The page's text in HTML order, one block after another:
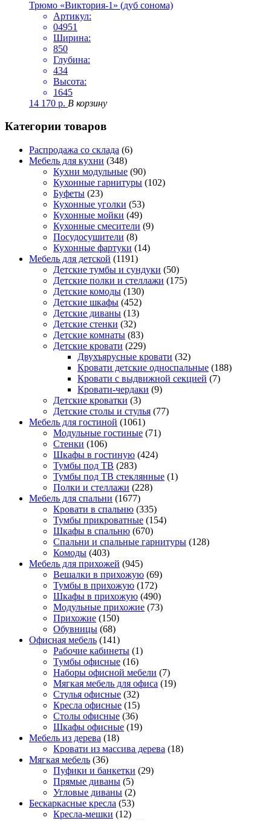
Трюмо «Виктория-1» (дуб сонома)
Артикул:
04951
Ширина:
850
Глубина:
434
Высота:
1645
14 170 р. В корзину
Категории товаров
Распродажа со склада (6)
Мебель для кухни (348)
Кухни модульные (90)
Кухонные гарнитуры (102)
Буфеты (23)
Кухонные уголки (53)
Кухонные мойки (49)
Кухонные смесители (9)
Посудосушители (8)
Кухонные фартуки (14)
Мебель для детской (1191)
Детские тумбы и сундуки (50)
Детские полки и стеллажи (175)
Детские комоды (130)
Детские шкафы (452)
Детские диваны (13)
Детские стенки (32)
Детские комнаты (83)
Детские кровати (229)
Двухъярусные кровати (32)
Кровати детские односпальные (188)
Кровати с выдвижной секцией (7)
Кровати-чердаки (9)
Детские кроватки (3)
Детские столы и стулья (77)
Мебель для гостиной (1061)
Модульные гостиные (71)
Стенки (106)
Шкафы в гостиную (424)
Тумбы под ТВ (283)
Тумбы под ТВ стеклянные (1)
Полки и стеллажи (228)
Мебель для спальни (1677)
Кровати в спальню (335)
Тумбы прикроватные (154)
Шкафы в спальню (670)
Спальни и спальные гарнитуры (128)
Комоды (403)
Мебель для прихожей (945)
Вешалки в прихожую (69)
Тумбы в прихожую (172)
Шкафы в прихожую (490)
Модульные прихожие (73)
Прихожие (150)
Обувницы (68)
Офисная мебель (141)
Рабочие кабинеты (1)
Тумбы офисные (16)
Наборы офисной мебели (7)
Мягкая мебель для офиса (19)
Стулья офисные (32)
Кресла офисные (15)
Столы офисные (36)
Шкафы офисные (19)
Мебель из дерева (18)
Кровати из массива дерева (18)
Мягкая мебель (36)
Пуфики и банкетки (29)
Прямые диваны (5)
Угловые диваны (2)
Бескаркасные кресла (53)
Кресла-мешки (12)